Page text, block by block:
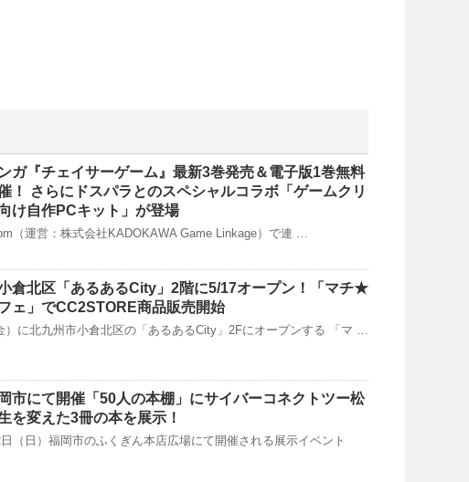
ガ『チェイサーゲーム』最新3巻発売＆電子版1巻無料
！ さらにドスパラとのスペシャルコラボ「ゲームクリ
け自作PCキット」が登場
（運営：株式会社KADOKAWA Game Linkage）で連 …
倉北区「あるあるCity」2階に5/17オープン！「マチ★
ェ」でCC2STORE商品販売開始
）に北九州市小倉北区の「あるあるCity」2Fにオープンする 「マ …
市にて開催「50人の本棚」にサイバーコネクトツー松
を変えた3冊の本を展示！
（日）福岡市のふくぎん本店広場にて開催される展示イベント